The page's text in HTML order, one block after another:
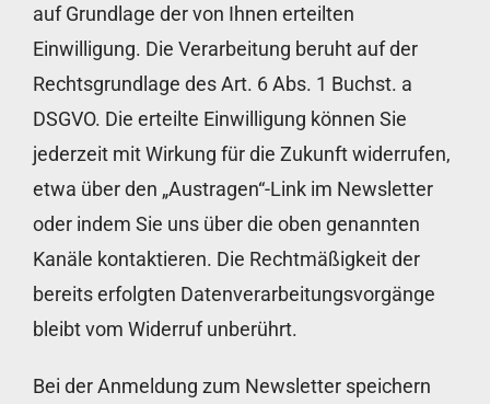
auf Grundlage der von Ihnen erteilten
Einwilligung. Die Verarbeitung beruht auf der
Rechtsgrundlage des Art. 6 Abs. 1 Buchst. a
DSGVO. Die erteilte Einwilligung können Sie
jederzeit mit Wirkung für die Zukunft widerrufen,
etwa über den „Austragen“-Link im Newsletter
oder indem Sie uns über die oben genannten
Kanäle kontaktieren. Die Rechtmäßigkeit der
bereits erfolgten Datenverarbeitungsvorgänge
bleibt vom Widerruf unberührt.
Bei der Anmeldung zum Newsletter speichern